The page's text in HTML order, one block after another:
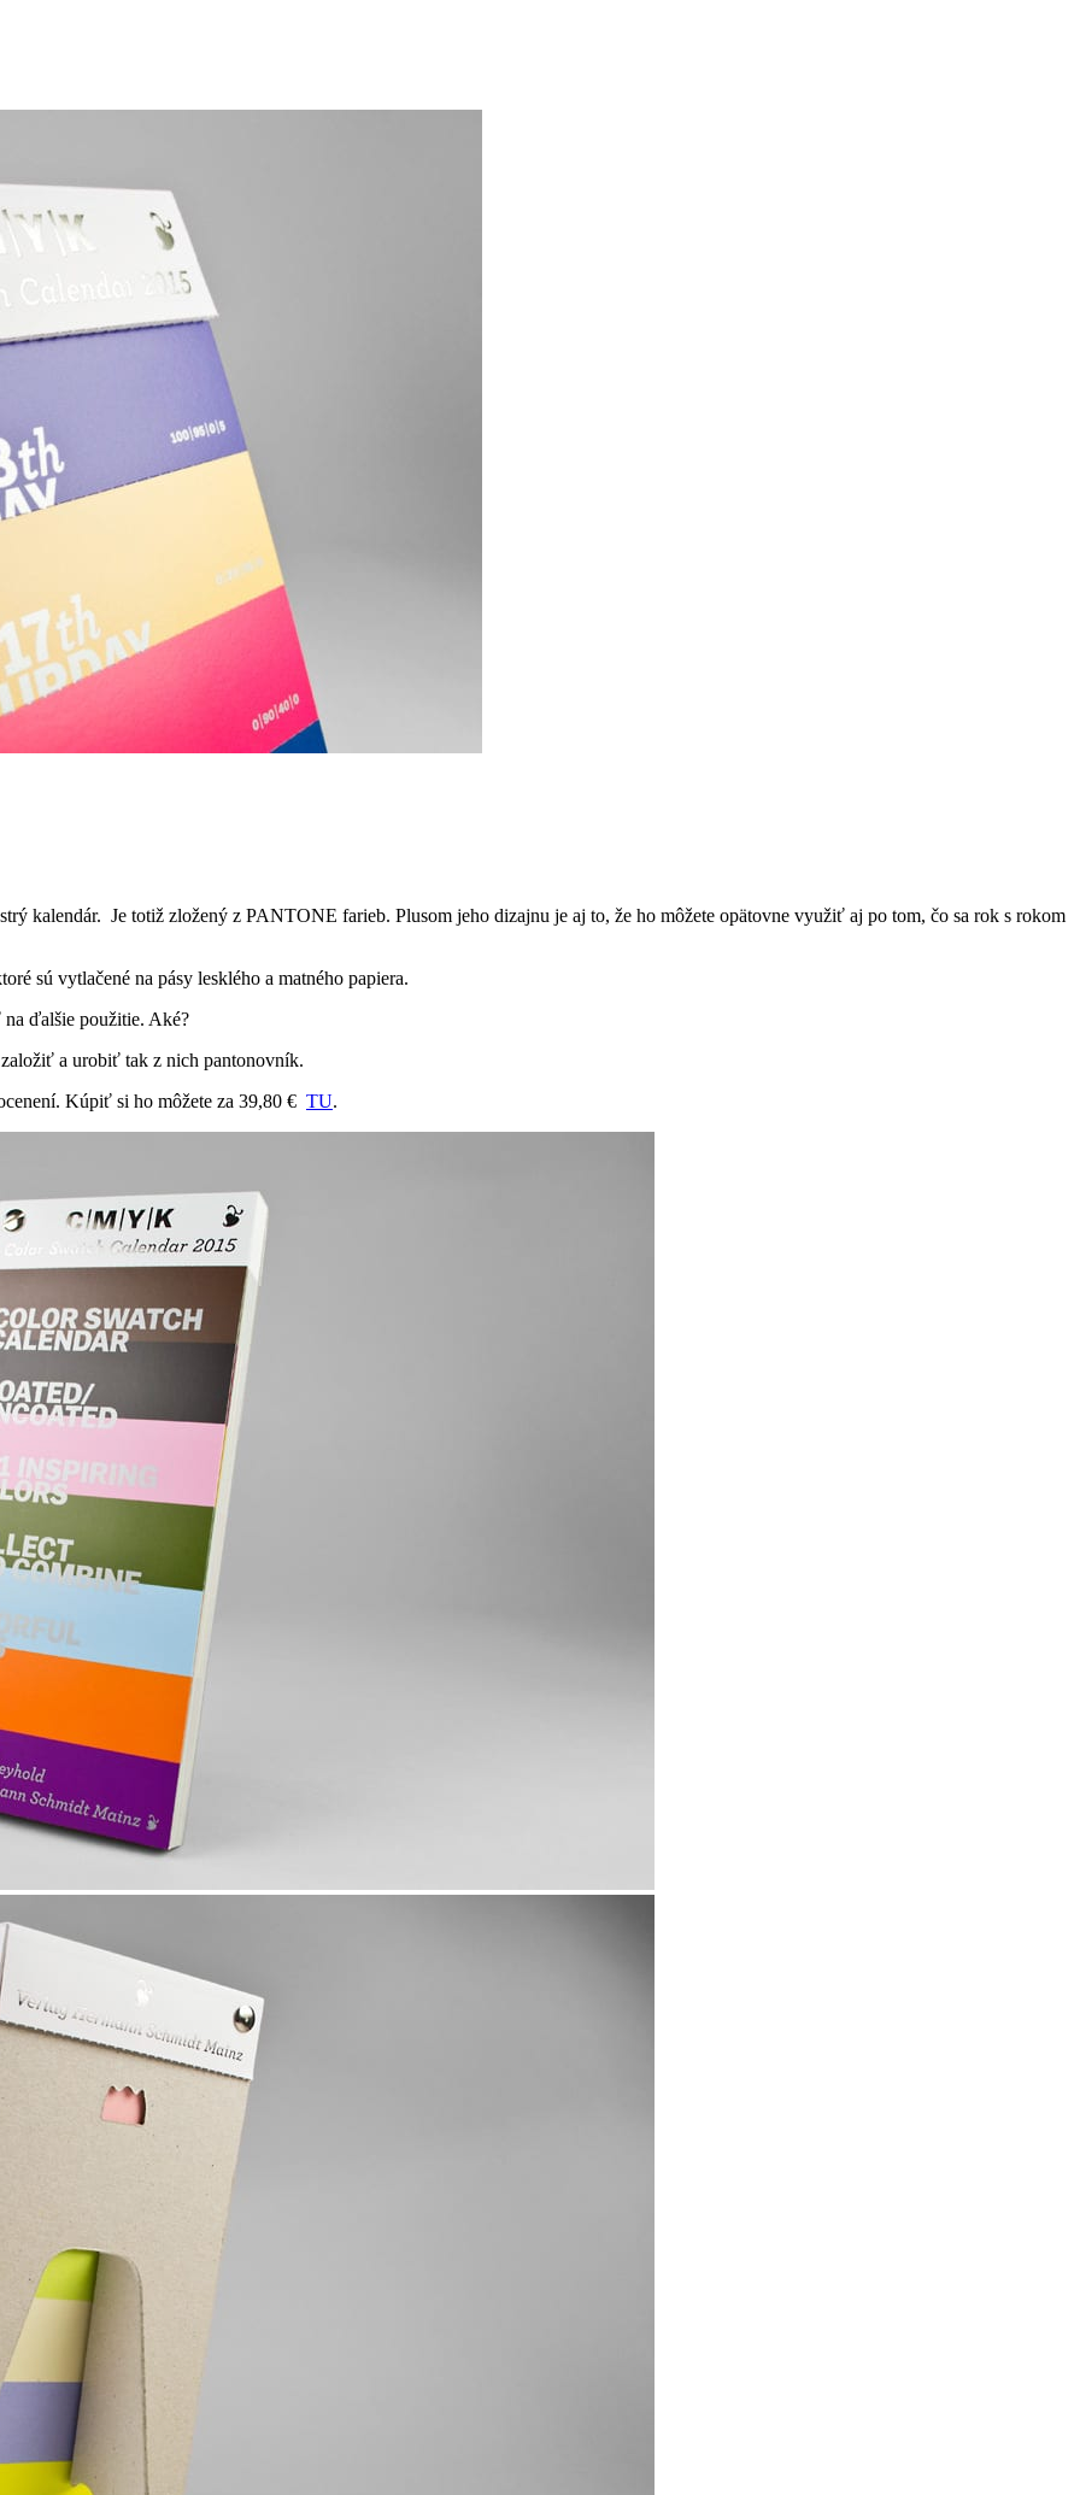
kalendár. Je totiž zložený z PANTONE farieb. Plusom jeho dizajnu je aj to, že ho môžete opätovne využiť aj po tom, čo sa rok s rokom
sú vytlačené na pásy lesklého a matného papiera.
ďalšie použitie. Aké?
a urobiť tak z nich pantonovník.
Kúpiť si ho môžete za 39,80 € TU.